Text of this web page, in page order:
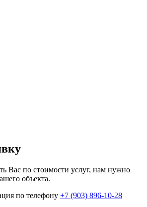
Вас по стоимости услуг, нам нужно
объекта.
по телефону +7 (903) 896-10-28